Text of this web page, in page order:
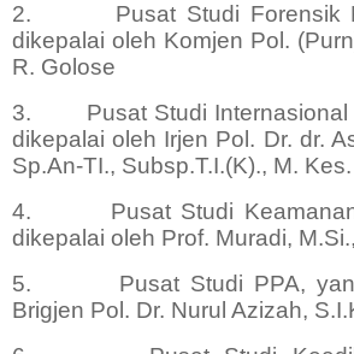
2.
Pusat Studi Forensik
dikepalai oleh Komjen Pol.
R. Golose
3.
Pusat Studi
dikepalai oleh Irjen Pol. Dr. dr.
Sp.An-TI., Subsp.T.I.(K)., M. Kes.
4.
Pusat Studi
dikepalai oleh Prof. Muradi,
5.
Pusat Studi PPA,
Brigjen Pol. Dr. Nurul Azizah,